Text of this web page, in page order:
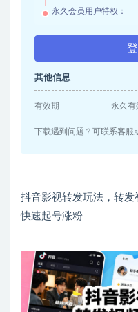
永久会员用户特权：
其他信息
有效期 永久有
下载遇到问题？可联系客服
抖音影视转发玩法，转
快速起号涨粉